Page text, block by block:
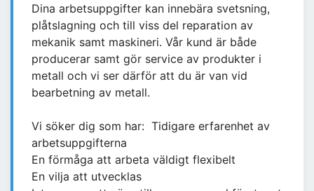
Dina arbetsuppgifter kan innebära svetsning,
plåtslagning och till viss del reparation av
mekanik samt maskineri. Vår kund är både
producerar samt gör service av produkter i
metall och vi ser därför att du är van vid
bearbetning av metall.
Vi söker dig som har: Tidigare erfarenhet av
arbetsuppgifterna
En förmåga att arbeta väldigt flexibelt
En vilja att utvecklas